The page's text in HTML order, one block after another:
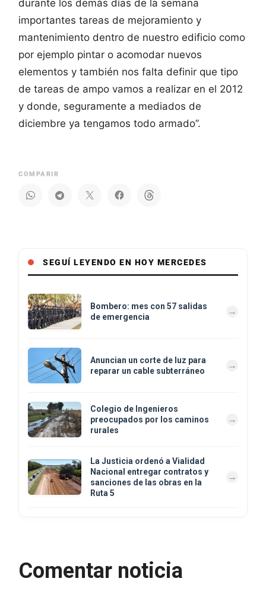
durante los demás días de la semana
importantes tareas de mejoramiento y
mantenimiento dentro de nuestro edificio como
por ejemplo pintar o acomodar nuevos
elementos y también nos falta definir que tipo
de tareas de ampo vamos a realizar en el 2012
y donde, seguramente a mediados de
diciembre ya tengamos todo armado”.
COMPARIR
SEGUÍ LEYENDO EN HOY MERCEDES
Bombero: mes con 57 salidas
de emergencia
Anuncian un corte de luz para
reparar un cable subterráneo
Colegio de Ingenieros
preocupados por los caminos
rurales
La Justicia ordenó a Vialidad
Nacional entregar contratos y
sanciones de las obras en la
Ruta 5
Comentar noticia